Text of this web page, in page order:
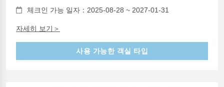
체크인 가능 일자：2025-08-28 ~ 2027-01-31
자세히 보기＞
사용 가능한 객실 타입